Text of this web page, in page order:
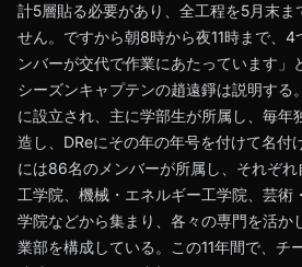
計5層貼る必要があり、全工程を5月末ま
せん。ですから朝8時から夜11時まで、4
ンバーが交代で作業にあたっています
シーズンキャプテンの趙遠錚は説明す
に設立され、主に学部生が所属し、毎年
造し、DReにその年の年号を付けて名付
には86名のメンバーが所属し、それぞ
工学院、機械・エネルギー工学院、芸術
学院などから集まり、各々の専門を活か
業部を構成している。この11年間で、チ